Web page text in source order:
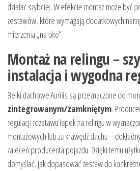
działać szybciej. W efekcie montaż może być
zestawów, które wymagają dodatkowych
mierzenia „na oko”.
Montaż na relingu –
instalacja i wygodna
Belki dachowe Aurilis są przeznaczone do
zintegrowanym/zamkniętym.
regulacji rozstawu łapek na relingu w
montażowych lub za krawędź dachu –
zaleceń producenta pojazdu. Dzięki temu
domyślać, jak dopasować zestaw do